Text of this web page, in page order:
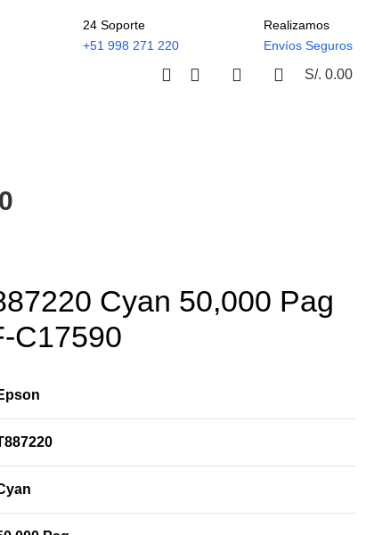
24 Soporte
+51 998 271 220
Realizamos
Envíos Seguros
S/. 0.00
Cyan 50,000 Pag
C17590